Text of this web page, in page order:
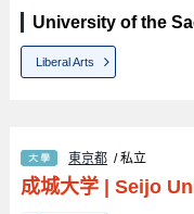
University of the
Liberal Arts
東京都 / 私立
成城大学| Seijo